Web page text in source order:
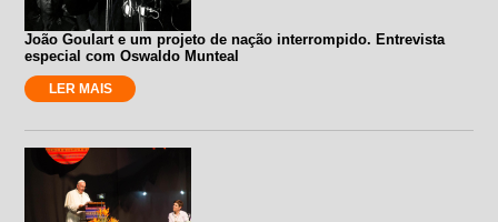
João Goulart e um projeto de nação interrompido. Entrevista
especial com Oswaldo Munteal
LER MAIS